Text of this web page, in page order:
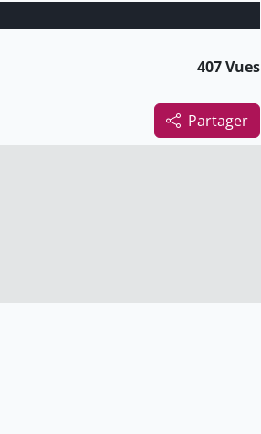
407 Vues
Partager